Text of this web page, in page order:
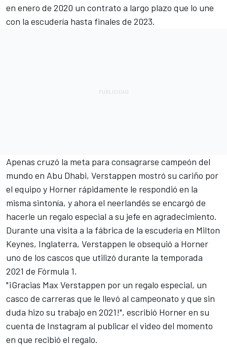
en enero de 2020 un contrato a largo plazo que lo une
con la escudería hasta finales de 2023.
Apenas cruzó la meta para consagrarse campeón del
mundo en Abu Dhabi, Verstappen mostró su cariño por
el equipo y Horner rápidamente le respondió en la
misma sintonía, y ahora el neerlandés se encargó de
hacerle un regalo especial a su jefe en agradecimiento.
Durante una visita a la fábrica de la escudería en Milton
Keynes, Inglaterra, Verstappen le obsequió a Horner
uno de los cascos que utilizó durante la temporada
2021 de Fórmula 1.
"¡Gracias Max Verstappen por un regalo especial, un
casco de carreras que le llevó al campeonato y que sin
duda hizo su trabajo en 2021!", escribió Horner en su
cuenta de Instagram al publicar el video del momento
en que recibió el regalo.